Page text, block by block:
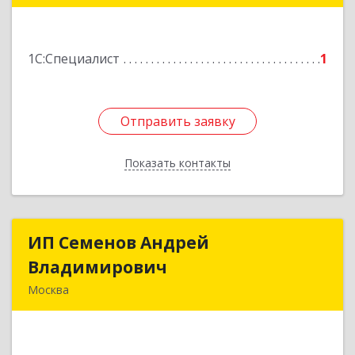
1С:Специалист 1
Отправить заявку
Показать контакты
Отправить заявку
Назад
ИП Семенов Андрей
Владимирович
Москва
ИП Семенов Андрей